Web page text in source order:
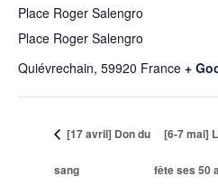
Place Roger Salengro
Place Roger Salengro
Quiévrechain, 59920 France +
[17 avril] Don du
sang
[6-7 mai]
fête ses 50